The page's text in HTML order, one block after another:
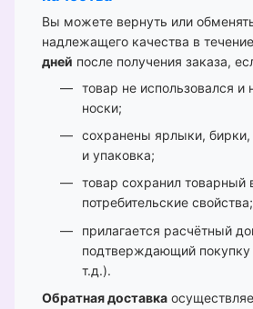
Вы можете вернуть или
надлежащего качества в течение
дней после получения заказа,
товар не использовался и
носки;
сохранены ярлыки,
и упаковка;
товар сохранил товарный
потребительские свойства;
прилагается расчётный
подтверждающий покупку
т.д.).
Обратная доставка